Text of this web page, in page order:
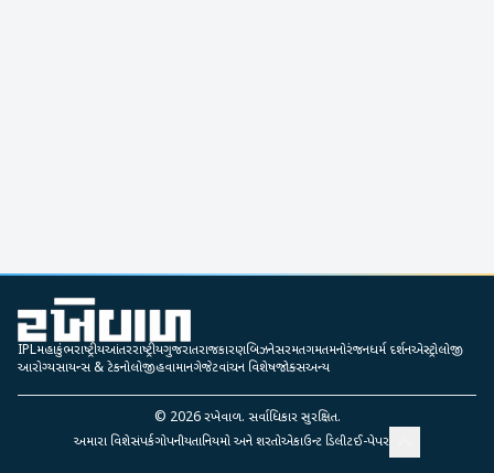
IPLમહાકુંભરાષ્ટ્રીયઆંતરરાષ્ટ્રીયગુજરાતરાજકારણબિઝનેસરમતગમતમનોરંજનધર્મ દર્શનએસ્ટ્રોલોજી
આરોગ્યસાયન્સ & ટેકનોલોજીહવામાનગેજેટવાંચન વિશેષજોક્સઅન્ય
© 2026રખેવાળ. સર્વાધિકાર સુરક્ષિત.
અમારા વિશેસંપર્કગોપનીયતાનિયમો અને શરતોએકાઉન્ટ ડિલીટઈ-પેપર